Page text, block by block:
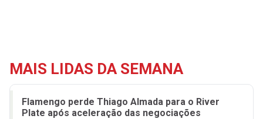
MAIS LIDAS DA SEMANA
Flamengo perde Thiago Almada para o River
Plate após aceleração das negociações